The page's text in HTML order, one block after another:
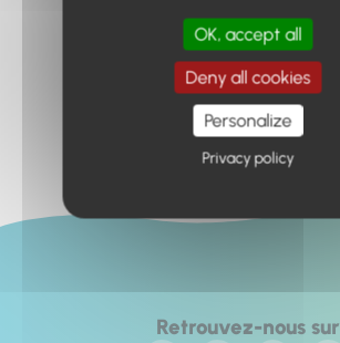
Retour à l'accueil
Retrouvez-nous sur
OK, accept all
Deny all cookies
Personalize
Privacy policy